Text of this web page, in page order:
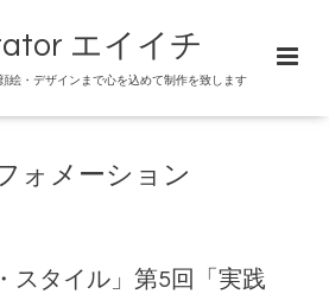
エイイチ
絵・デザインまで心を込めて制作を致します
ォメーション
スタイル」第5回「実践